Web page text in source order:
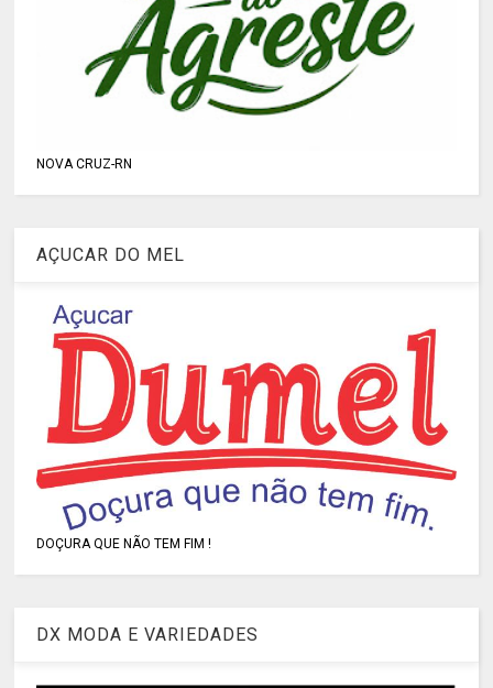
NOVA CRUZ-RN
AÇUCAR DO MEL
DOÇURA QUE NÃO TEM FIM !
DX MODA E VARIEDADES